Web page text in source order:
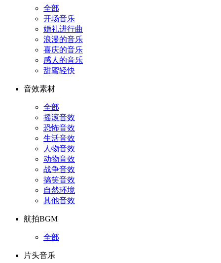
全部
开场音乐
婚礼进行曲
浪漫的音乐
喜庆的音乐
感人的音乐
甜蜜轻快
音效素材
全部
摇滚音效
恐怖音效
生活音效
人物音效
动物音效
战争音效
搞笑音效
自然环境
其他音效
航拍BGM
全部
片头音乐